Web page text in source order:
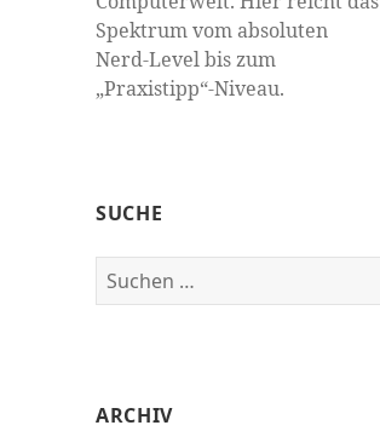
Spektrum vom absoluten
Nerd-Level bis zum
„Praxistipp“-Niveau.
SUCHE
Suchen
nach:
ARCHIV